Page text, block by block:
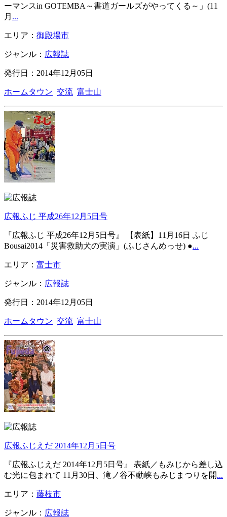
ーマンスin GOTEMBA～書道ガールズがやってくる～」(11
月 ...
エリア： 御殿場市
ジャンル： 広報誌
発行日：2014年12月05日
ホームタウン 交流 富士山
広報ふじ 平成26年12月5日号
『広報ふじ 平成26年12月5日号』 【表紙】11月16日 ふじ
Bousai2014「災害救助犬の実演」(ふじさんめっせ) ●...
エリア： 富士市
ジャンル： 広報誌
発行日：2014年12月05日
ホームタウン 交流 富士山
広報ふじえだ 2014年12月5日号
『広報ふじえだ 2014年12月5日号』 表紙／もみじから差し込
む光に包まれて 11月30日、滝ノ谷不動峡もみじまつりを開...
エリア： 藤枝市
ジャンル： 広報誌